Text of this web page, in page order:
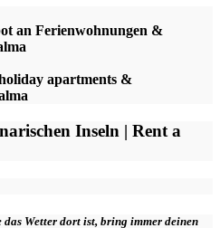
an Ferienwohnungen &
apartments &
Inseln | Rent a
Wetter dort ist, bring immer deinen